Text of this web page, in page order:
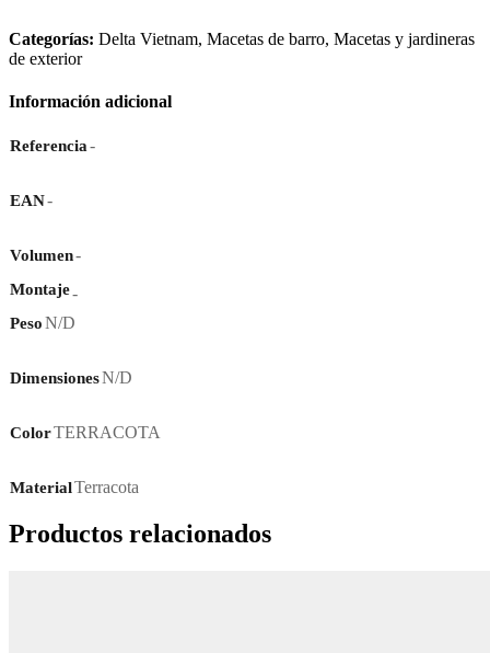
Categorías: Delta Vietnam, Macetas de barro, Macetas y jardineras
de exterior
Información adicional
Referencia-
EAN-
Volumen-
Montaje-
PesoN/D
DimensionesN/D
ColorTERRACOTA
MaterialTerracota
Productos relacionados